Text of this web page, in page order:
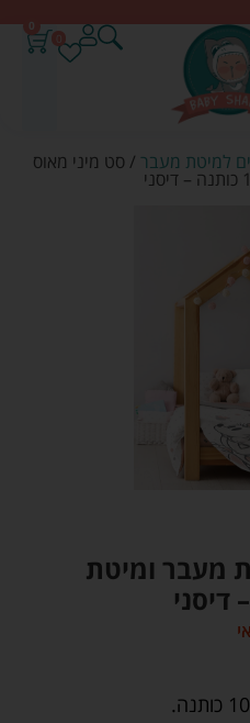
0
למיטת מעבר / סט מיני מאוס
מעבר ומיטת